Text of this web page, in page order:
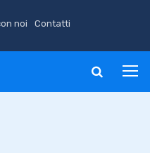
noi Contatti